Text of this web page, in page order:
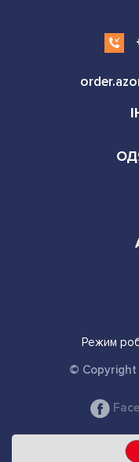
Режим
© Copyright